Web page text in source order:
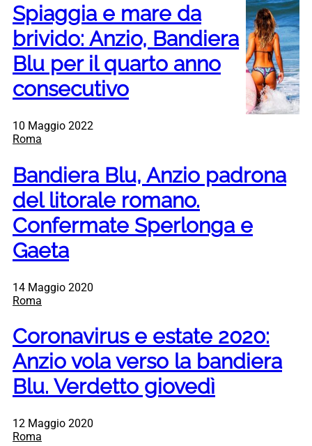
Spiaggia e mare da
brivido: Anzio, Bandiera
Blu per il quarto anno
consecutivo
10 Maggio 2022
Roma
Bandiera Blu, Anzio padrona
del litorale romano.
Confermate Sperlonga e
Gaeta
14 Maggio 2020
Roma
Coronavirus e estate 2020:
Anzio vola verso la bandiera
Blu. Verdetto giovedì
12 Maggio 2020
Roma